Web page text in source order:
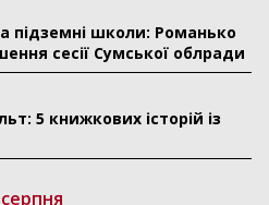
підземні школи: Романько
сесії Сумської облради
5 книжкових історій із